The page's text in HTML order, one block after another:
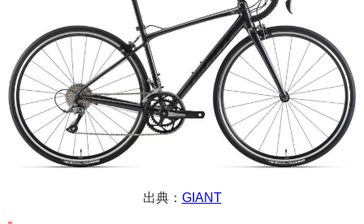
出典： GIANT